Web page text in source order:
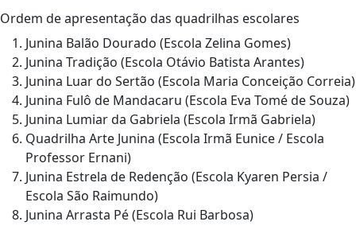
Ordem de apresentação das quadrilhas escolares
Junina Balão Dourado (Escola Zelina Gomes)
Junina Tradição (Escola Otávio Batista Arantes)
Junina Luar do Sertão (Escola Maria Conceição Correia)
Junina Fulô de Mandacaru (Escola Eva Tomé de Souza)
Junina Lumiar da Gabriela (Escola Irmã Gabriela)
Quadrilha Arte Junina (Escola Irmã Eunice / Escola
Professor Ernani)
Junina Estrela de Redenção (Escola Kyaren Persia /
Escola São Raimundo)
Junina Arrasta Pé (Escola Rui Barbosa)